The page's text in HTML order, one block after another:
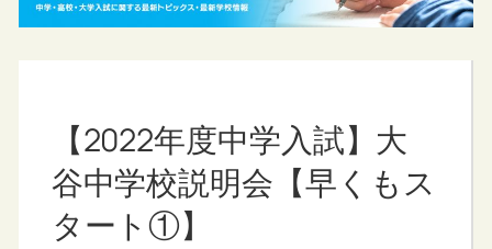
【2022年度中学入試】大
谷中学校説明会【早くもス
タート①】